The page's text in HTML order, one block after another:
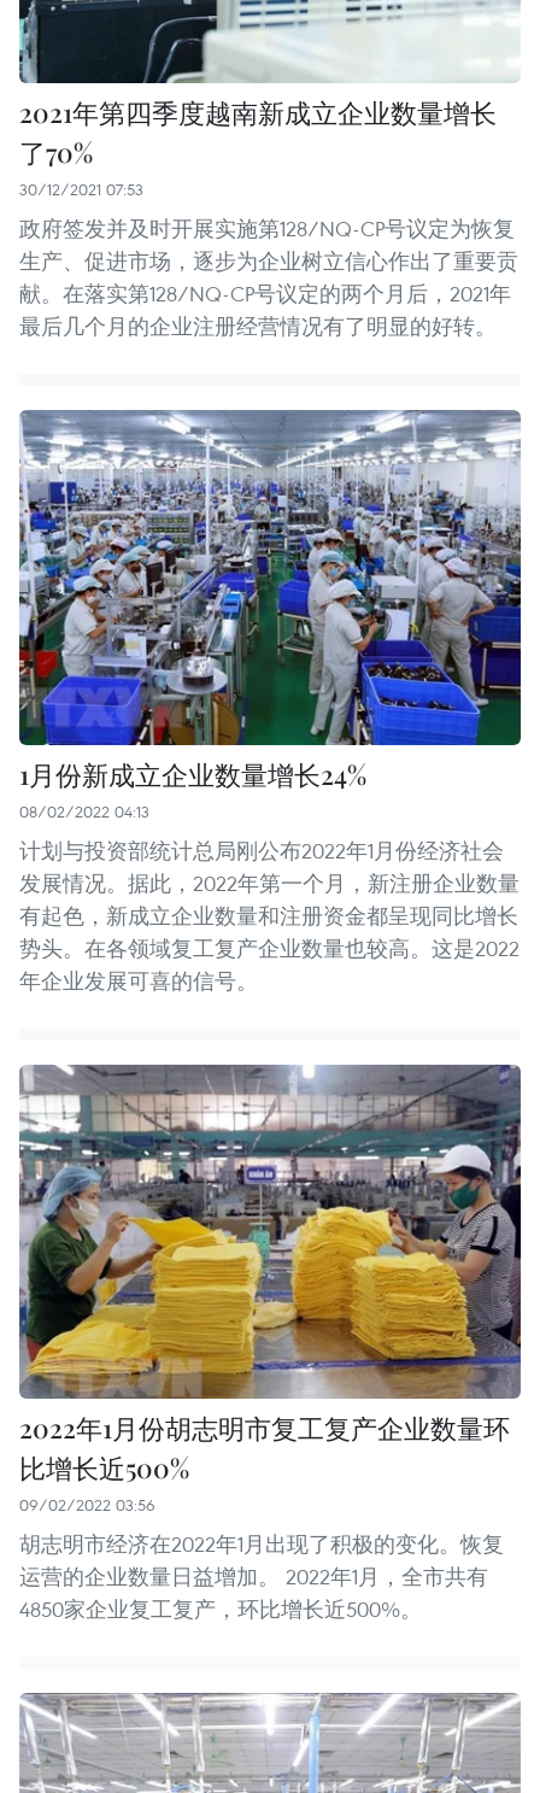
2021年第四季度越南新成立企业数量增长
了70%
30/12/2021 07:53
政府签发并及时开展实施第128/NQ-CP号议定为恢复
生产、促进市场，逐步为企业树立信心作出了重要贡
献。在落实第128/NQ-CP号议定的两个月后，2021年
最后几个月的企业注册经营情况有了明显的好转。
1月份新成立企业数量增长24%
08/02/2022 04:13
计划与投资部统计总局刚公布2022年1月份经济社会
发展情况。据此，2022年第一个月，新注册企业数量
有起色，新成立企业数量和注册资金都呈现同比增长
势头。在各领域复工复产企业数量也较高。这是2022
年企业发展可喜的信号。
2022年1月份胡志明市复工复产企业数量环
比增长近500%
09/02/2022 03:56
胡志明市经济在2022年1月出现了积极的变化。恢复
运营的企业数量日益增加。 2022年1月，全市共有
4850家企业复工复产，环比增长近500%。